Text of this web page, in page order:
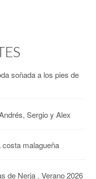
soñada a los pies de
Sergio y Alex
malagueña
de Nerja . Verano 2026